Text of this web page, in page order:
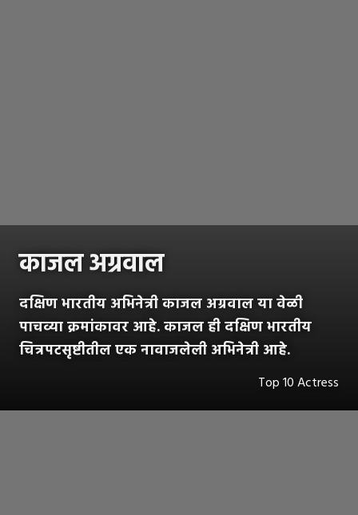
काजल अग्रवाल
दक्षिण भारतीय अभिनेत्री काजल अग्रवाल या वेळी
पाचव्या क्रमांकावर आहे. काजल ही दक्षिण भारतीय
चित्रपटसृष्टीतील एक नावाजलेली अभिनेत्री आहे.
Top 10 Actress